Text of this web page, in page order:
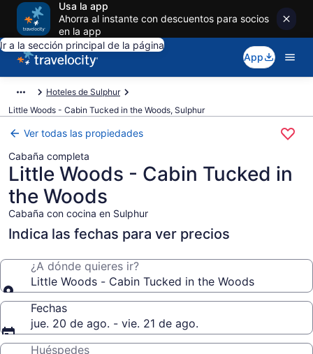
Usa la app
Ahorra al instante con descuentos para socios
en la app
Ir a la sección principal de la página
App
Hoteles de Sulphur
Little Woods - Cabin Tucked in the Woods, Sulphur
Ver todas las propiedades
Cabaña completa
Little Woods - Cabin Tucked in
the Woods
Cabaña con cocina en Sulphur
Indica las fechas para ver precios
¿A dónde quieres ir?
Little Woods - Cabin Tucked in the Woods
Fechas
jue. 20 de ago. - vie. 21 de ago.
Huéspedes